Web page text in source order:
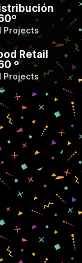
Projects
Retail
º
Projects